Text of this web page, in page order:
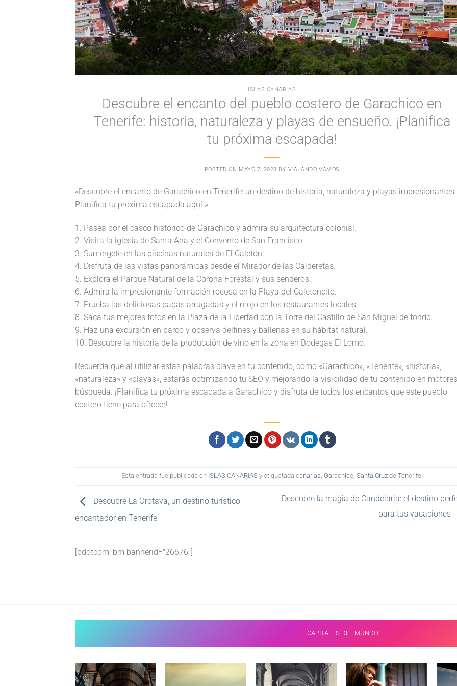
ISLAS CANARIAS
Descubre el encanto del pueblo costero de Garachico en
Tenerife: historia, naturaleza y playas de ensueño. ¡Planifica
tu próxima escapada!
POSTED ON MAYO 7, 2023 BYVIAJANDO VAMOS
«Descubre el encanto de Garachico en Tenerife: un destino de historia, naturaleza y playas impresionantes.
Planifica tu próxima escapada aquí.»
1. Pasea por el casco histórico de Garachico y admira su arquitectura colonial.
2. Visita la iglesia de Santa Ana y el Convento de San Francisco.
3. Sumérgete en las piscinas naturales de El Caletón.
4. Disfruta de las vistas panorámicas desde el Mirador de las Calderetas.
5. Explora el Parque Natural de la Corona Forestal y sus senderos.
6. Admira la impresionante formación rocosa en la Playa del Caletoncito.
7. Prueba las deliciosas papas arrugadas y el mojo en los restaurantes locales.
8. Saca tus mejores fotos en la Plaza de la Libertad con la Torre del Castillo de San Miguel de fondo.
9. Haz una excursión en barco y observa delfines y ballenas en su hábitat natural.
10. Descubre la historia de la producción de vino en la zona en Bodegas El Lomo.
Recuerda que al utilizar estas palabras clave en tu contenido, como «Garachico», «Tenerife», «historia»,
«naturaleza» y «playas», estarás optimizando tu SEO y mejorando la visibilidad de tu contenido en
búsqueda. ¡Planifica tu próxima escapada a Garachico y disfruta de todos los encantos que este pueblo
costero tiene para ofrecer!
Esta entrada fue publicada en ISLAS CANARIAS y etiquetada canarias, Garachico, Santa Cruz de Tenerife.
Descubre La Orotava, un destino turístico
encantador en Tenerife
Descubre la magia de Candelaria: el destino
para tus vacaciones
[bdotcom_bm bannerid="26676"]
CAPITALES DEL MUNDO